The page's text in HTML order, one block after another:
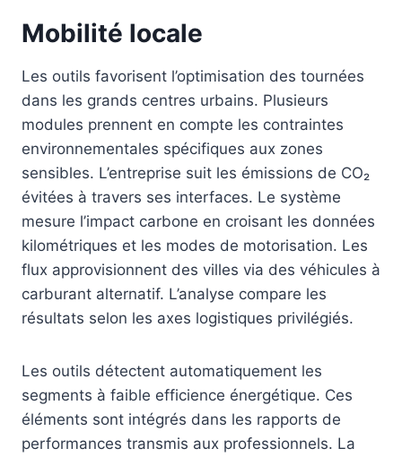
Mobilité locale
Les outils favorisent l’optimisation des tournées
dans les grands centres urbains. Plusieurs
modules prennent en compte les contraintes
environnementales spécifiques aux zones
sensibles. L’entreprise suit les émissions de CO₂
évitées à travers ses interfaces. Le système
mesure l’impact carbone en croisant les données
kilométriques et les modes de motorisation. Les
flux approvisionnent des villes via des véhicules à
carburant alternatif. L’analyse compare les
résultats selon les axes logistiques privilégiés.
Les outils détectent automatiquement les
segments à faible efficience énergétique. Ces
éléments sont intégrés dans les rapports de
performances transmis aux professionnels. La